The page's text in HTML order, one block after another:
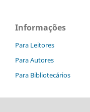
Informações
Para Leitores
Para Autores
Para Bibliotecários